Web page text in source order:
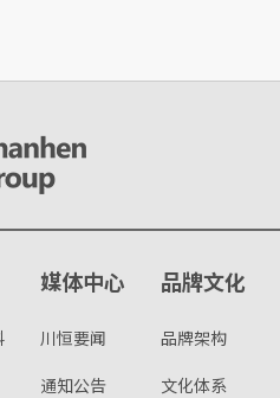
媒体中心
川恒要闻
通知公告
品牌文化
品牌架构
文化体系